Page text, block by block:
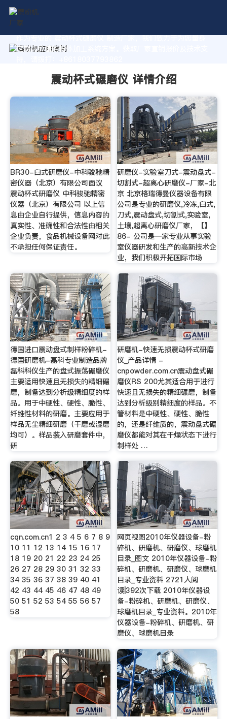
作为专业的 震动杯式碾磨仪 制造厂家，我们致力于为您量身
定制高价值的粉体加工系统方案。获取厂家直销报价及技术支
震动杯式碾磨仪 详情介绍
BR30-臼式研磨仪-中科骏驰精
密仪器（北京）有限公司面议
震动杯式研磨仪 中科骏驰精密
仪器（北京）有限公司 以上信
息由企业自行提供，信息内容的
真实性、准确性和合法性由相关
企业负责，食品机械设备网对此
不承担任何保证责任。
研磨仪-实验室刀式-震动盘式-
切割式-超离心研磨仪-厂家-北
京 北京格瑞德曼仪器设备有限
公司是专业的研磨仪,冷冻,臼式,
刀式,震动盘式,切割式,实验室,
土壤,超离心研磨仪厂家，【】
86- 公司是一家专业从事实验
室仪器研发和生产的高新技术企
业，我们积极开拓国际市场
德国进口震动盘式制样粉碎机-
德国研磨机-磊科专业制造品牌
磊科科仪生产的盘式振荡碾磨仪
主要适用快速且无损失的精细碾
磨，制备达到分析级精细度的样
品。用于中硬性、硬性、脆性、
纤维性材料的研磨。主要应用于
样品无尘精细研磨（干磨或湿磨
均可）。样品装入研磨套件中，
研
研磨机-快速无损震动杯式研磨
仪_产品详情 -
cnpowder.com.cn震动盘式碾
磨仪RS 200尤其适合用于进行
快速且无损失的精细碾磨，制备
达到分析级别精细度的样品。不
管材料是中硬性、硬性、脆性
的，还是纤维质的，震动盘式碾
磨仪都能对其在干燥状态下进行
制样处 …
cqn.com.cn1 2 3 4 5 6 7 8 9
10 11 12 13 14 15 16 17
18 19 20 21 22 23 24 25
26 27 28 29 30 31 32 33
34 35 36 37 38 39 40 41
42 43 44 45 46 47 48 49
50 51 52 53 54 55 56 57
58
网页视图2010年仪器设备-粉
碎机、研磨机、研磨仪、球磨机
目录_图文 2010年仪器设备-粉
碎机、研磨机、研磨仪、球磨机
目录_专业资料 2721人阅
读|392次下载 2010年仪器设
备-粉碎机、研磨机、研磨仪、
球磨机目录_专业资料。2010年
仪器设备-粉碎机、研磨机、研
磨仪、球磨机目录